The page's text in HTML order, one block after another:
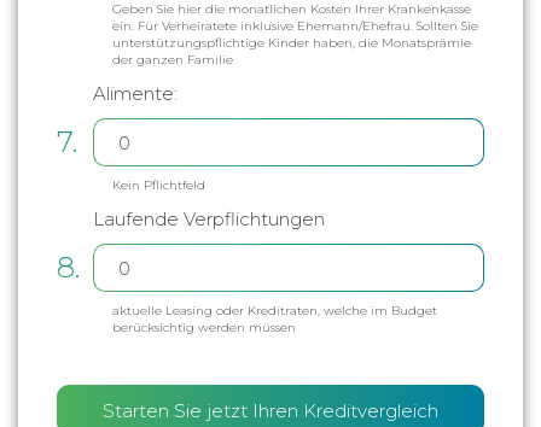
Geben Sie hier die monatlichen Kosten Ihrer Krankenkasse
ein. Für Verheiratete inklusive Ehemann/Ehefrau. Sollten Sie
unterstützungspflichtige Kinder haben, die Monatsprämie
der ganzen Familie
Alimente:
7.
Kein Pflichtfeld
Laufende Verpflichtungen
8.
aktuelle Leasing oder Kreditraten, welche im Budget
berücksichtig werden müssen
Starten Sie jetzt Ihren Kreditvergleich